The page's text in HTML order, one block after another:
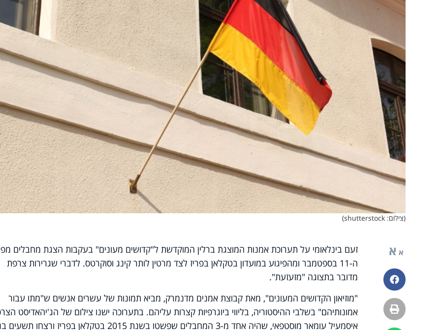
(צילום: shutterstock)
א א
פייסבוק
הדפסה
זעם בינלאומי על תערוכת אמנות המוצגת ברלין המוקדשת ל"קדושים מעונים" בעקבות הצגת מחבלים
ה-11 בספטמבר ומהפיגוע במועדון בטקלאן בפריז לצד מרטין לותר קינג וסוקרטס. לדברי שגרירות צרפת
מדובר בתצוגה "מזעזעת".
"מוזיאון הקדושים המעונים", מאת קבוצת אמנים מדנמרק, מביא תמונות של עשרים אנשים ש"מתו עבור
אמונותיהם" בשלבי ההיסטוריה, בליווי ביוגרפיות קצרות עליהם. בתערוכה ישנו צילום של הג'יהאדיסט
איסמעיל עומאר מוסטפאי, שהיה אחד מ-3 המחבלים שפשטו בשנת 2015 בטקלאן בפריז ורצחו